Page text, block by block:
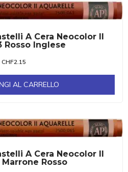
A Cera Neocolor II
Rosso Inglese
CHF2.15
AL CARRELLO
A Cera Neocolor II
Marrone Rosso